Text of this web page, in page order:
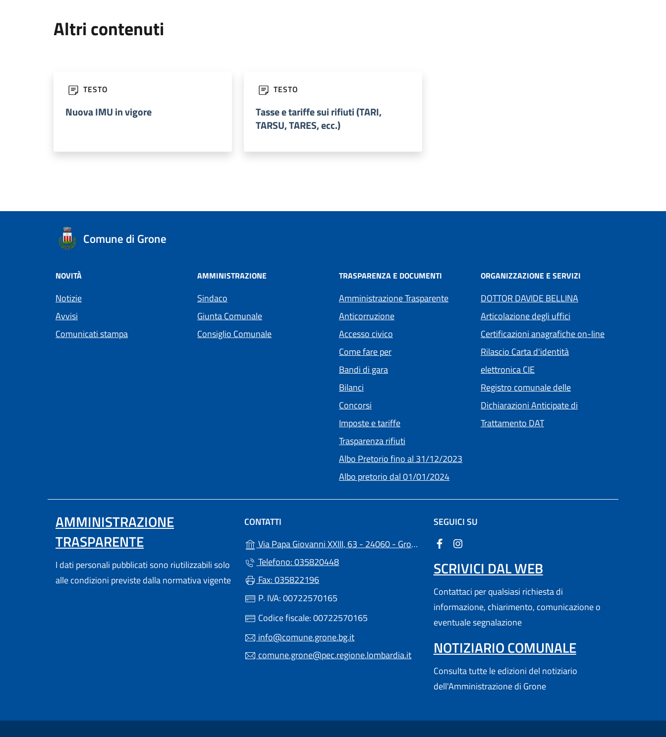
Altri contenuti
TESTO
Nuova IMU in vigore
TESTO
Tasse e tariffe sui rifiuti (TARI,
TARSU, TARES, ecc.)
Comune di Grone
NOVITÀ
Notizie
Avvisi
Comunicati stampa
AMMINISTRAZIONE
Sindaco
Giunta Comunale
Consiglio Comunale
TRASPARENZA E DOCUMENTI
Amministrazione Trasparente
Anticorruzione
Accesso civico
Come fare per
Bandi di gara
Bilanci
Concorsi
Imposte e tariffe(apre in un'altra scheda).
Trasparenza rifiuti
Albo Pretorio fino al 31/12/2023
Albo pretorio dal 01/01/2024
ORGANIZZAZIONE E SERVIZI
DOTTOR DAVIDE BELLINA
Articolazione degli uffici
Certificazioni anagrafiche on-line
Rilascio Carta d'identità
elettronica CIE
Registro comunale delle
Dichiarazioni Anticipate di
Trattamento DAT
AMMINISTRAZIONE
TRASPARENTE
I dati personali pubblicati sono riutilizzabili solo
alle condizioni previste dalla normativa vigente
CONTATTI
Via Papa Giovanni XXIII, 63 - 24060 - Grone - (BG)
(apre in un'altra scheda).
Telefono: 035820448
Fax: 035822196
P. IVA: 00722570165
Codice fiscale: 00722570165
info@comune.grone.bg.it
comune.grone@pec.regione.lombardia.it
SEGUICI SU
SCRIVICI DAL WEB
Contattaci per qualsiasi richiesta di
informazione, chiarimento, comunicazione o
eventuale segnalazione
NOTIZIARIO COMUNALE
Consulta tutte le edizioni del notiziario
dell'Amministrazione di Grone